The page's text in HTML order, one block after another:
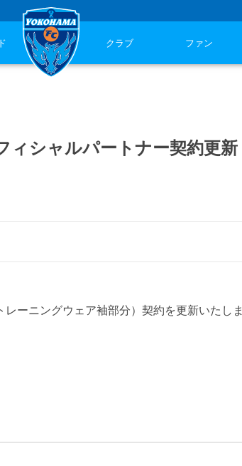
クラブ ファン
ィシャルパートナー契約更新
ーニングウェア袖部分）契約を更新いたしま